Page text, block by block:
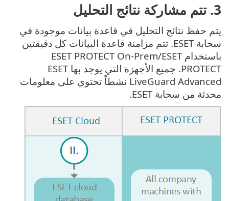
‎3. تتم مشاركة نتائج التحليل
يتم حفظ نتائج التحليل في قاعدة بيانات موجودة في
سحابة ESET. تتم مزامنة قاعدة البيانات كل دقيقتين
باستخدام ESET PROTECT On-Prem/ESET
PROTECT. جميع الأجهزة التي يوجد بها ‎ESET
LiveGuard Advanced نشطاً تحتوي على معلومات
محدثة من سحابة ESET.